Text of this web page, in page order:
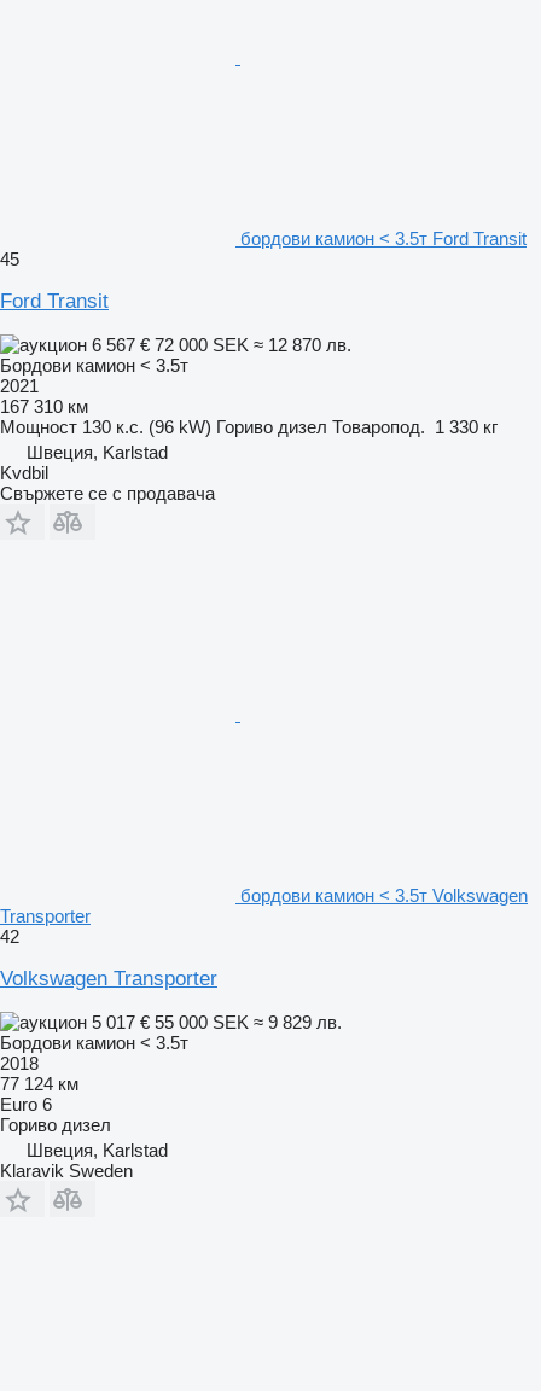
бордови камион < 3.5т Ford Transit
45
Ford Transit
6 567 € 72 000 SEK ≈ 12 870 лв.
Бордови камион < 3.5т
2021
167 310 км
Мощност 130 к.с. (96 kW) Гориво дизел Товаропод. 1 330 кг
Швеция, Karlstad
Kvdbil
Свържете се с продавача
бордови камион < 3.5т Volkswagen
Transporter
42
Volkswagen Transporter
5 017 € 55 000 SEK ≈ 9 829 лв.
Бордови камион < 3.5т
2018
77 124 км
Euro 6
Гориво дизел
Швеция, Karlstad
Klaravik Sweden